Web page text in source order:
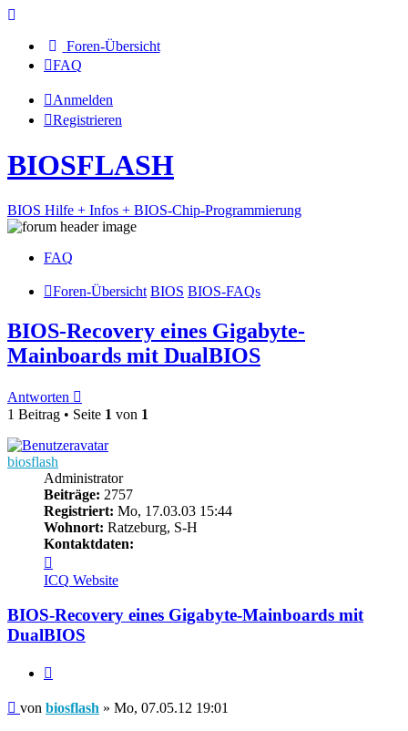
Foren-Übersicht
FAQ
Anmelden
Registrieren
BIOSFLASH
BIOS Hilfe + Infos + BIOS-Chip-Programmierung
FAQ
Foren-Übersicht BIOS BIOS-FAQs
BIOS-Recovery eines Gigabyte-
Mainboards mit DualBIOS
Antworten
1 Beitrag • Seite 1 von 1
biosflash
Administrator
Beiträge: 2757
Registriert: Mo, 17.03.03 15:44
Wohnort: Ratzeburg, S-H
Kontaktdaten:
von
biosflash
ICQ Website
BIOS-Recovery eines Gigabyte-Mainboards mit
DualBIOS
Beitrag
von biosflash » Mo, 07.05.12 19:01